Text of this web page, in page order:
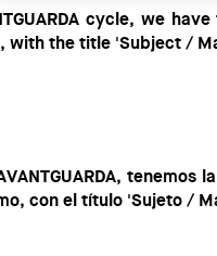
cycle, we
with the title 'Subject /
· 'Subject / Matter / Air'
con el título 'Sujeto /